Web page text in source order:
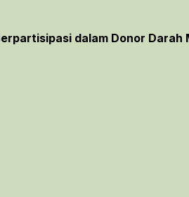
dalam Donor Darah